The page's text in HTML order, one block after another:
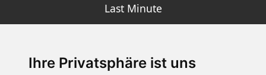
Ihre Privatsphäre ist uns
Last Minute
SCHNEEHÖHEN SKI APP